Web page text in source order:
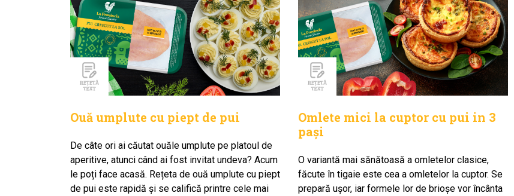
Ouă umplute cu piept de pui
De câte ori ai căutat ouăle umplute pe platoul de
aperitive, atunci când ai fost invitat undeva? Acum
le poți face acasă. Rețeta de ouă umplute cu piept
de pui este rapidă și se califică printre cele mai
Omlete mici la cuptor cu pui in 3
pași
O variantă mai sănătoasă a omletelor clasice,
făcute în tigaie este cea a omletelor la cuptor. Se
prepară ușor, iar formele lor de brioșe vor încânta